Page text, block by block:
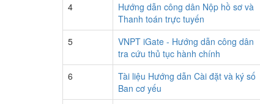
4
Hướng dẫn công dân Nộp hồ sơ và
Thanh toán trực tuyến
5
VNPT iGate - Hướng dẫn công dân
tra cứu thủ tục hành chính
6
Tài liệu Hướng dẫn Cài đặt và ký số
Ban cơ yếu